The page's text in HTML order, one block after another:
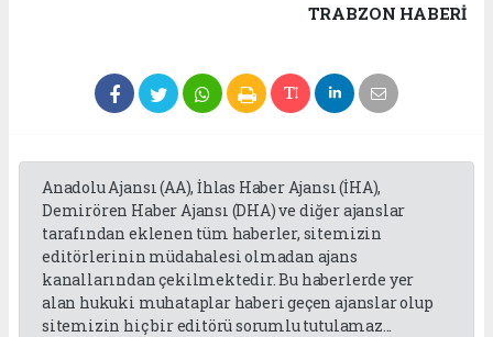
TRABZON HABERİ
Anadolu Ajansı (AA), İhlas Haber Ajansı (İHA),
Demirören Haber Ajansı (DHA) ve diğer ajanslar
tarafından eklenen tüm haberler, sitemizin
editörlerinin müdahalesi olmadan ajans
kanallarından çekilmektedir. Bu haberlerde yer
alan hukuki muhataplar haberi geçen ajanslar olup
sitemizin hiç bir editörü sorumlu tutulamaz...